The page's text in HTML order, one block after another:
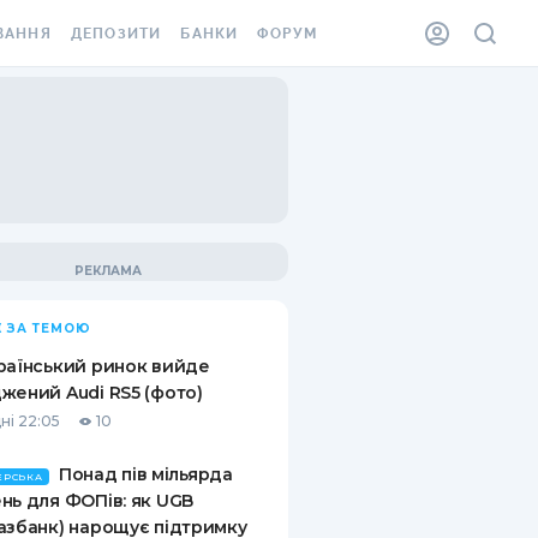
ВІНЬЄТКА
ВІД
ВИПАДКІВ
ДЕПОЗИТИ
ПИТАННЯ ТА ВІДПОВІДІ
ДЕПОЗИТНИЙ КАЛЬКУЛЯТОР
ПУТІВНИКИ ПО
БАНКИ ФОРУМ
ЗА ТЕМОЮ
ринок вийде
Audi RS5 (фото)
22:05 10
Понад пів мільярда
для ФОПів: як UGB
нарощує підтримку